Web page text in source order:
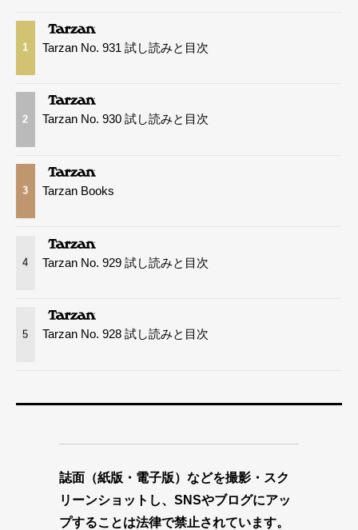
1 Tarzan No. 931 試し読みと目次
2 Tarzan No. 930 試し読みと目次
3 Tarzan Books
4 Tarzan No. 929 試し読みと目次
5 Tarzan No. 928 試し読みと目次
誌面（紙版・電子版）などを撮影・スク
リーンショットし、SNSやブログにアッ
プすることは法律で禁止されています。